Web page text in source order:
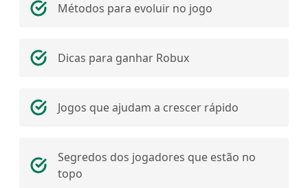
Métodos para evoluir no jogo
Dicas para ganhar Robux
Jogos que ajudam a crescer rápido
Segredos dos jogadores que estão no
topo